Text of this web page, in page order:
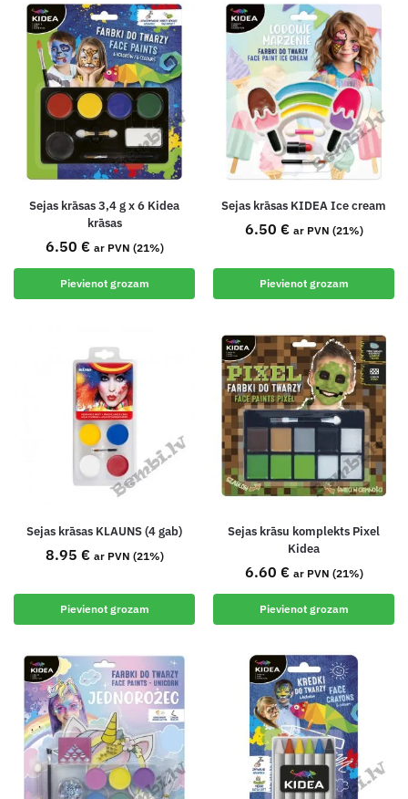
Sejas krāsas 3,4 g x 6 Kidea
krāsas
6.50 € ar PVN (21%)
Pievienot grozam
Sejas krāsas KIDEA Ice cream
6.50 € ar PVN (21%)
Pievienot grozam
Sejas krāsas KLAUNS (4 gab)
8.95 € ar PVN (21%)
Pievienot grozam
Sejas krāsu komplekts Pixel
Kidea
6.60 € ar PVN (21%)
Pievienot grozam